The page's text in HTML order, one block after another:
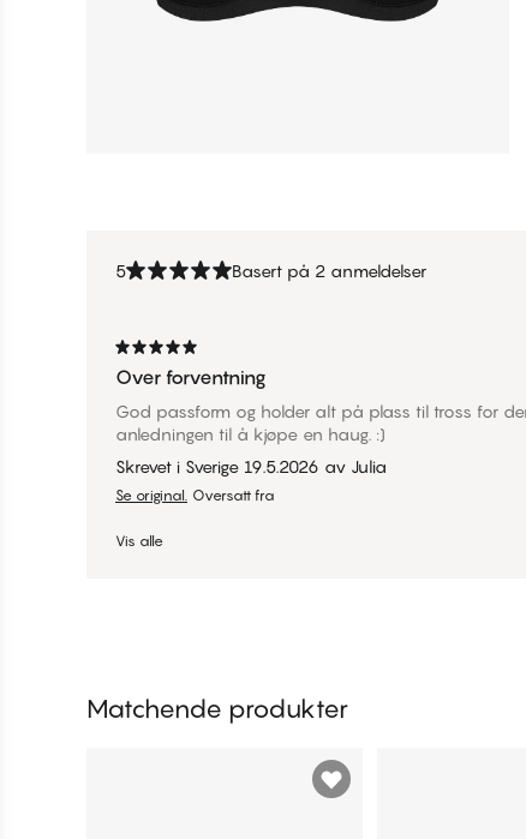
5 Basert på 2 anmeldelser
Over forventning
God passform og holder alt på plass til tross for
anledningen til å kjøpe en haug. :)
Skrevet i Sverige 19.5.2026 av Julia
Se original. Oversatt fra
Vis alle
Matchende produkter